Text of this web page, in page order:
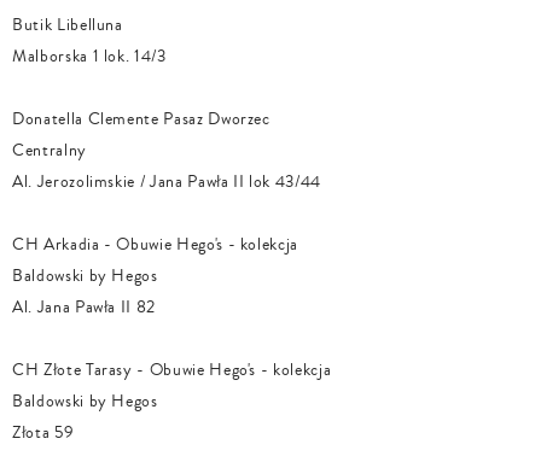
Butik Libelluna
Malborska 1 lok. 14/3
Donatella Clemente Pasaz Dworzec
Centralny
Al. Jerozolimskie / Jana Pawła II lok 43/44
CH Arkadia - Obuwie Hego's - kolekcja
Baldowski by Hegos
Al. Jana Pawła II 82
CH Złote Tarasy - Obuwie Hego's - kolekcja
Baldowski by Hegos
Złota 59